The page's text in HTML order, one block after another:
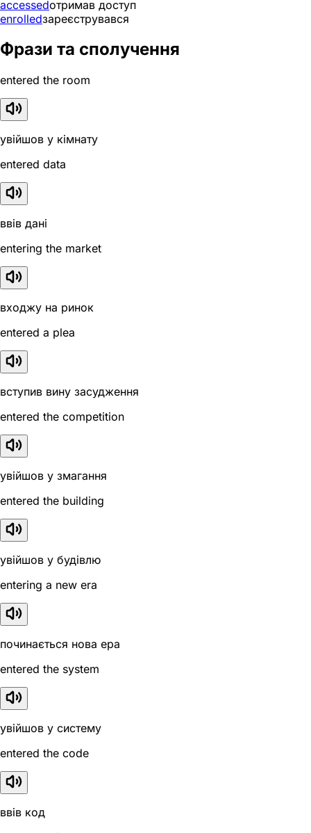
accessedотримав доступ
enrolledзареєструвався
Фрази та сполучення
entered the room
увійшов у кімнату
entered data
ввів дані
entering the market
входжу на ринок
entered a plea
вступив вину засудження
entered the competition
увійшов у змагання
entered the building
увійшов у будівлю
entering a new era
починається нова ера
entered the system
увійшов у систему
entered the code
ввів код